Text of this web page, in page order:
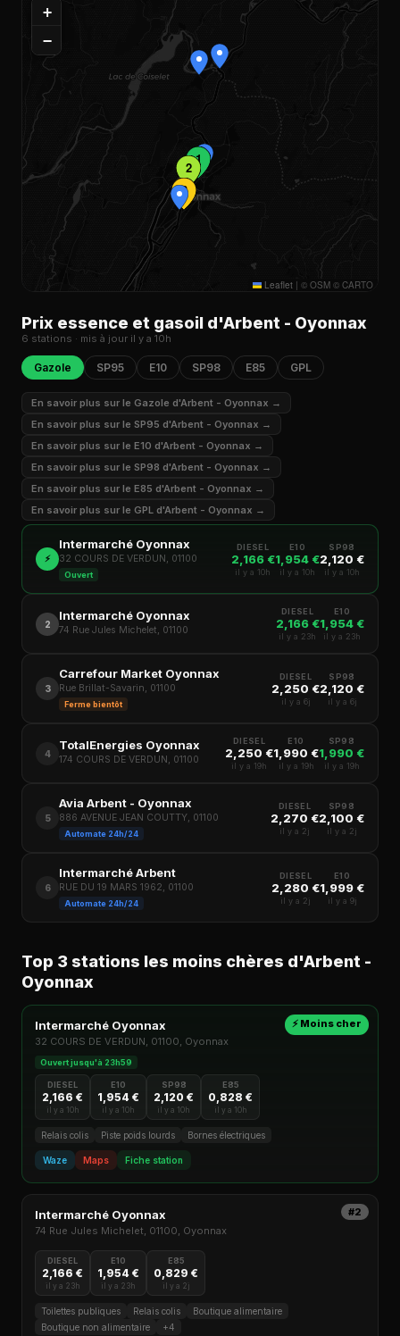
1
2
3
+
−
Leaflet | © OSM © CARTO
Prix essence et gasoil d'Arbent - Oyonnax
6 stations · mis à jour il y a 10h
Gazole SP95 E10 SP98 E85 GPL
En savoir plus sur le Gazole d'Arbent - Oyonnax →
En savoir plus sur le SP95 d'Arbent - Oyonnax →
En savoir plus sur le E10 d'Arbent - Oyonnax →
En savoir plus sur le SP98 d'Arbent - Oyonnax →
En savoir plus sur le E85 d'Arbent - Oyonnax →
En savoir plus sur le GPL d'Arbent - Oyonnax →
⚡
Intermarché Oyonnax
32 COURS DE VERDUN, 01100
Ouvert
DIESEL
2,166 €
il y a 10h
E10
1,954 €
il y a 10h
SP98
2,120 €
il y a 10h
2
Intermarché Oyonnax
74 Rue Jules Michelet, 01100
DIESEL
2,166 €
il y a 23h
E10
1,954 €
il y a 23h
3
Carrefour Market Oyonnax
Rue Brillat-Savarin, 01100
Ferme bientôt
DIESEL
2,250 €
il y a 6j
SP98
2,120 €
il y a 6j
4
TotalEnergies Oyonnax
174 COURS DE VERDUN, 01100
DIESEL
2,250 €
il y a 19h
E10
1,990 €
il y a 19h
SP98
1,990 €
il y a 19h
5
Avia Arbent - Oyonnax
886 AVENUE JEAN COUTTY, 01100
Automate 24h/24
DIESEL
2,270 €
il y a 2j
SP98
2,100 €
il y a 2j
6
Intermarché Arbent
RUE DU 19 MARS 1962, 01100
Automate 24h/24
DIESEL
2,280 €
il y a 2j
E10
1,999 €
il y a 9j
Top 3 stations les moins chères d'Arbent -
Oyonnax
⚡ Moins cher
Intermarché Oyonnax
32 COURS DE VERDUN, 01100, Oyonnax
Ouvert jusqu'à 23h59
DIESEL
2,166 €
il y a 10h
E10
1,954 €
il y a 10h
SP98
2,120 €
il y a 10h
E85
0,828 €
il y a 10h
Relais colis Piste poids lourds Bornes électriques
Waze Maps Fiche station
#2
Intermarché Oyonnax
74 Rue Jules Michelet, 01100, Oyonnax
DIESEL
2,166 €
il y a 23h
E10
1,954 €
il y a 23h
E85
0,829 €
il y a 2j
Toilettes publiques Relais colis
Boutique alimentaire
Boutique non alimentaire
+4